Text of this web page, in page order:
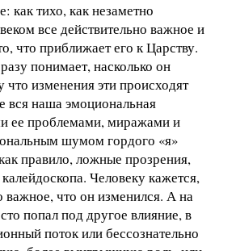
как тихо, как незаметно
все действительно важное и
что приближает его к Царству.
понимает, насколько он
изменения эти происходят
вся наша эмоциональная
ее проблемами, миражами и
шумом гордого «я»
правило, ложные прозрения,
Человеку кажется,
важное, что он изменился. А на
попал под другое влияние, в
поток или бессознательно